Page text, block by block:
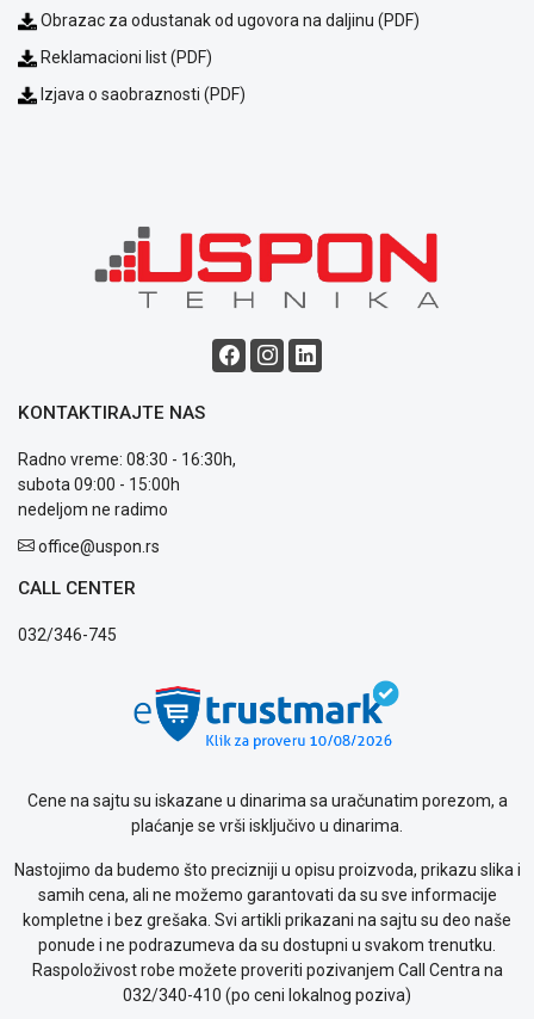
Obrazac za odustanak od ugovora na daljinu (PDF)
Reklamacioni list (PDF)
Izjava o saobraznosti (PDF)
KONTAKTIRAJTE NAS
Radno vreme: 08:30 - 16:30h,
subota 09:00 - 15:00h
nedeljom ne radimo
office@uspon.rs
CALL CENTER
032/346-745
Cene na sajtu su iskazane u dinarima sa uračunatim porezom, a
plaćanje se vrši isključivo u dinarima.
Nastojimo da budemo što precizniji u opisu proizvoda, prikazu slika i
samih cena, ali ne možemo garantovati da su sve informacije
kompletne i bez grešaka. Svi artikli prikazani na sajtu su deo naše
ponude i ne podrazumeva da su dostupni u svakom trenutku.
Raspoloživost robe možete proveriti pozivanjem Call Centra na
032/340-410 (po ceni lokalnog poziva)